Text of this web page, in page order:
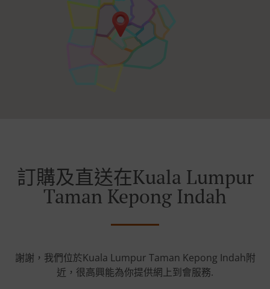
訂購及直送在Kuala Lumpur
Taman Kepong Indah
謝謝，我們位於Kuala Lumpur Taman Kepong Indah附
近，很高興能為你提供網上到會服務.